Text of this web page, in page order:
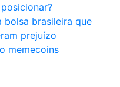
bolsa brasileira que
prejuízo
memecoins